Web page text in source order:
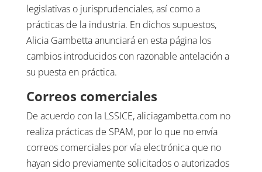
legislativas o jurisprudenciales, así como a
prácticas de la industria. En dichos supuestos,
Alicia Gambetta anunciará en esta página los
cambios introducidos con razonable antelación a
su puesta en práctica.
Correos comerciales
De acuerdo con la LSSICE, aliciagambetta.com no
realiza prácticas de SPAM, por lo que no envía
correos comerciales por vía electrónica que no
hayan sido previamente solicitados o autorizados